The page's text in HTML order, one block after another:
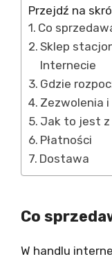
Przejdź na
Co
Sklep
Internecie
Gdzie
Zezwolenia
Jak to jest z
Płatności
Dostawa
Co
W handlu